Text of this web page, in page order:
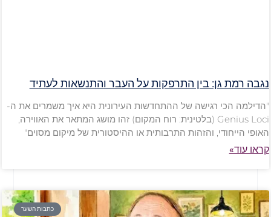
נגבה רמת גן: בין התרפקות על העבר והתנשאות לעתיד
"הדילמה הכי רגישה של ההתחדשות העירונית היא איך משמרים את ה-
Genius Loci (בלטינית: רוח המקום) זהו מושג המתאר את האווירה,
האופי הייחודי, והזהות התרבותית או ההיסטורית של מיקום מסוים"
קראו עוד»
כתבות השער